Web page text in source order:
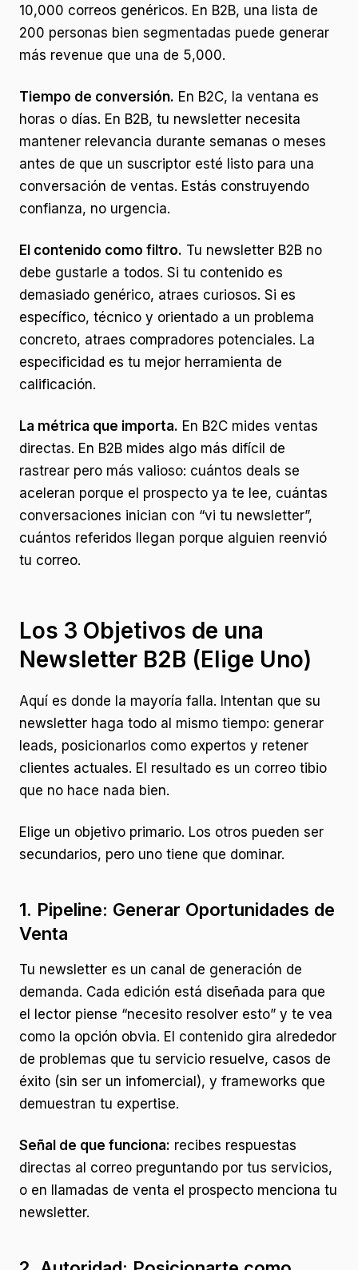
10,000 correos genéricos. En B2B, una lista de
200 personas bien segmentadas puede generar
más revenue que una de 5,000.
Tiempo de conversión. En B2C, la ventana es
horas o días. En B2B, tu newsletter necesita
mantener relevancia durante semanas o meses
antes de que un suscriptor esté listo para una
conversación de ventas. Estás construyendo
confianza, no urgencia.
El contenido como filtro. Tu newsletter B2B no
debe gustarle a todos. Si tu contenido es
demasiado genérico, atraes curiosos. Si es
específico, técnico y orientado a un problema
concreto, atraes compradores potenciales. La
especificidad es tu mejor herramienta de
calificación.
La métrica que importa. En B2C mides ventas
directas. En B2B mides algo más difícil de
rastrear pero más valioso: cuántos deals se
aceleran porque el prospecto ya te lee, cuántas
conversaciones inician con “vi tu newsletter”,
cuántos referidos llegan porque alguien reenvió
tu correo.
Los 3 Objetivos de una
Newsletter B2B (Elige Uno)
Aquí es donde la mayoría falla. Intentan que su
newsletter haga todo al mismo tiempo: generar
leads, posicionarlos como expertos y retener
clientes actuales. El resultado es un correo tibio
que no hace nada bien.
Elige un objetivo primario. Los otros pueden ser
secundarios, pero uno tiene que dominar.
1. Pipeline: Generar Oportunidades de
Venta
Tu newsletter es un canal de generación de
demanda. Cada edición está diseñada para que
el lector piense “necesito resolver esto” y te vea
como la opción obvia. El contenido gira alrededor
de problemas que tu servicio resuelve, casos de
éxito (sin ser un infomercial), y frameworks que
demuestran tu expertise.
Señal de que funciona: recibes respuestas
directas al correo preguntando por tus servicios,
o en llamadas de venta el prospecto menciona tu
newsletter.